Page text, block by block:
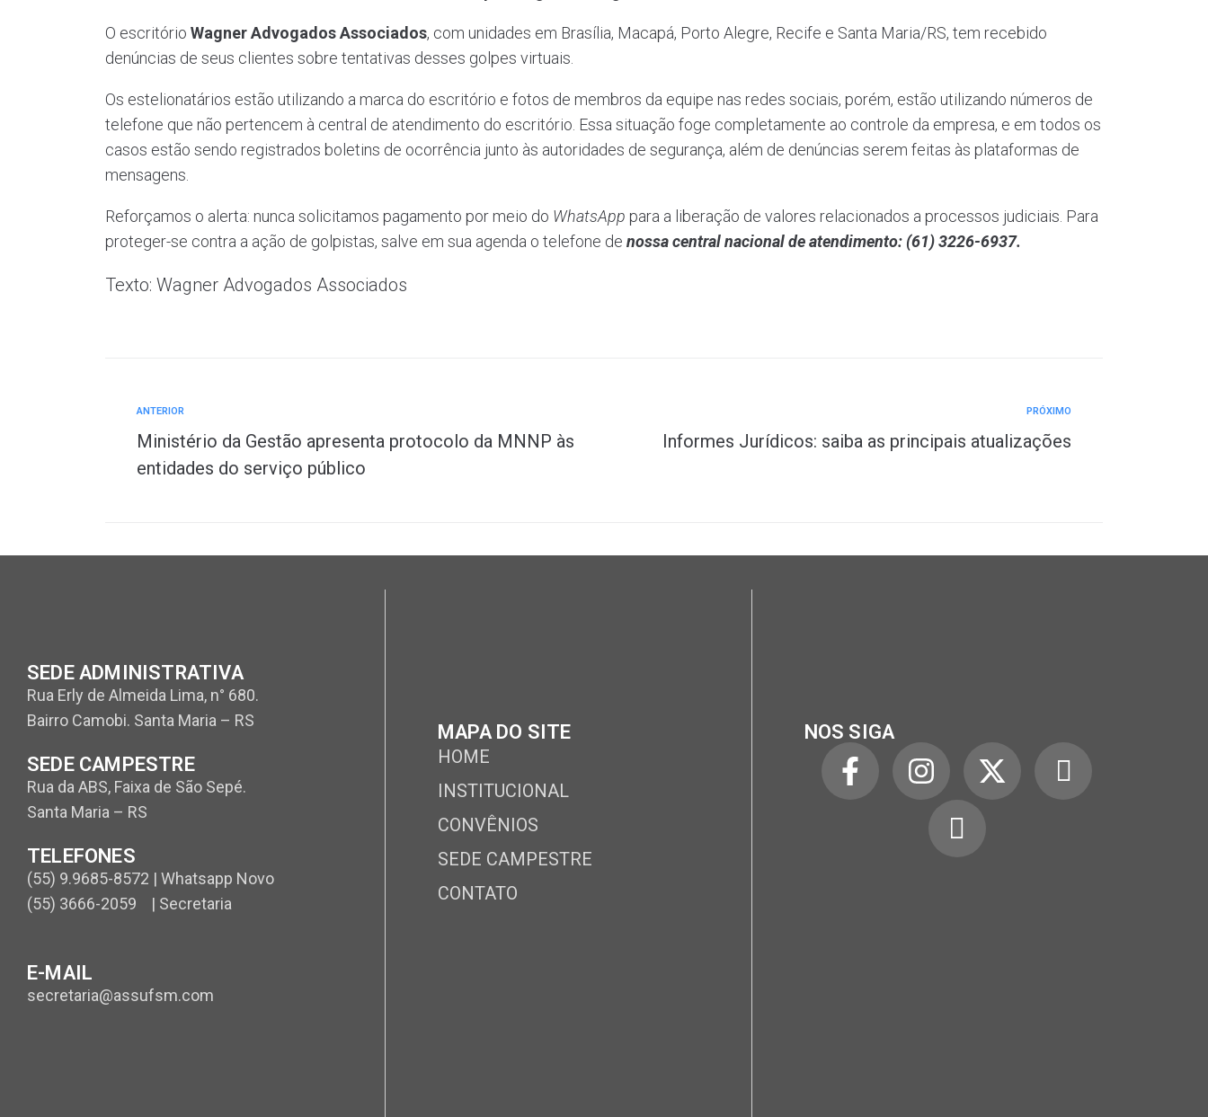
O escritório Wagner Advogados Associados, com unidades em Brasília, Macapá, Porto Alegre, Recife e Santa Maria/RS, tem recebido
denúncias de seus clientes sobre tentativas desses golpes virtuais.
Os estelionatários estão utilizando a marca do escritório e fotos de membros da equipe nas redes sociais, porém, estão utilizando números de
telefone que não pertencem à central de atendimento do escritório. Essa situação foge completamente ao controle da empresa, e em todos os
casos estão sendo registrados boletins de ocorrência junto às autoridades de segurança, além de denúncias serem feitas às plataformas de
mensagens.
Reforçamos o alerta: nunca solicitamos pagamento por meio do WhatsApp para a liberação de valores relacionados a processos judiciais. Para
proteger-se contra a ação de golpistas, salve em sua agenda o telefone de nossa central nacional de atendimento: (61) 3226-6937.
Texto: Wagner Advogados Associados
ANTERIOR
Ministério da Gestão apresenta protocolo da MNNP às
entidades do serviço público
PRÓXIMO
Informes Jurídicos: saiba as principais atualizações
SEDE ADMINISTRATIVA
Rua Erly de Almeida Lima, n° 680.
Bairro Camobi. Santa Maria – RS
SEDE CAMPESTRE
Rua da ABS, Faixa de São Sepé.
Santa Maria – RS
TELEFONES
(55) 9.9685-8572 | Whatsapp Novo
(55) 3666-2059 | Secretaria
E-MAIL
secretaria@assufsm.com
MAPA DO SITE
HOME
INSTITUCIONAL
CONVÊNIOS
SEDE CAMPESTRE
CONTATO
NOS SIGA